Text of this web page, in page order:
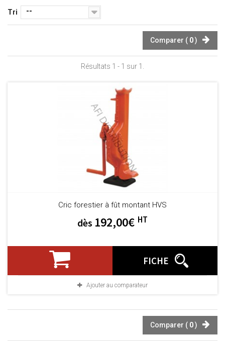
Tri --
Comparer ( 0)
Résultats 1 - 1 sur 1.
Cric forestier à fût montant HVS
dès 192,00€ HT
FICHE
Ajouter au comparateur
Comparer ( 0)